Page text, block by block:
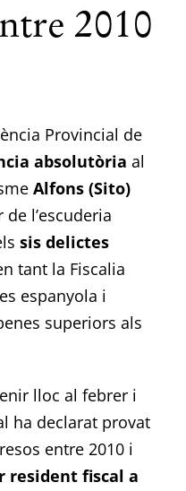
2010
Provincial de
absolutòria al
Alfons (Sito)
l’escuderia
sis delictes
tant la Fiscalia
espanyola i
superiors als
lloc al febrer i
ha declarat provat
entre 2010 i
resident fiscal a